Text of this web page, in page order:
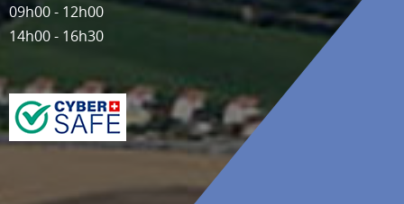
09h00 - 12h00
14h00 - 16h30